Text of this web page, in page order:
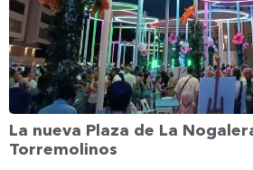
La nueva Plaza de La
Torremolinos